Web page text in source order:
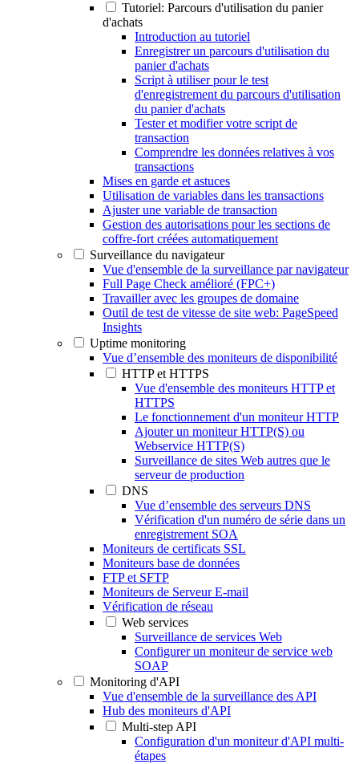
Tutoriel: Parcours d'utilisation du panier
d'achats
Introduction au tutoriel
Enregistrer un parcours d'utilisation du
panier d'achats
Script à utiliser pour le test
d'enregistrement du parcours d'utilisation
du panier d'achats
Tester et modifier votre script de
transaction
Comprendre les données relatives à vos
transactions
Mises en garde et astuces
Utilisation de variables dans les transactions
Ajuster une variable de transaction
Gestion des autorisations pour les sections de
coffre-fort créées automatiquement
Surveillance du navigateur
Vue d'ensemble de la surveillance par navigateur
Full Page Check amélioré (FPC+)
Travailler avec les groupes de domaine
Outil de test de vitesse de site web: PageSpeed
Insights
Uptime monitoring
Vue d’ensemble des moniteurs de disponibilité
HTTP et HTTPS
Vue d'ensemble des moniteurs HTTP et
HTTPS
Le fonctionnement d'un moniteur HTTP
Ajouter un moniteur HTTP(S) ou
Webservice HTTP(S)
Surveillance de sites Web autres que le
serveur de production
DNS
Vue d’ensemble des serveurs DNS
Vérification d'un numéro de série dans un
enregistrement SOA
Moniteurs de certificats SSL
Moniteurs base de données
FTP et SFTP
Moniteurs de Serveur E-mail
Vérification de réseau
Web services
Surveillance de services Web
Configurer un moniteur de service web
SOAP
Monitoring d'API
Vue d'ensemble de la surveillance des API
Hub des moniteurs d'API
Multi-step API
Configuration d'un moniteur d'API multi-
étapes